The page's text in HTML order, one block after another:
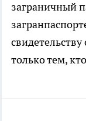
заграничный
только тем,